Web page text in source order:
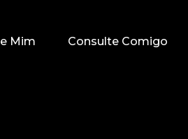
Mim Consulte Comigo